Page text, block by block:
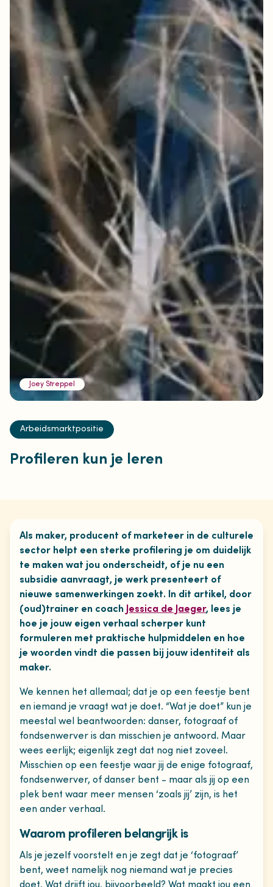
Joey Streppel
Arbeidsmarktpositie
Profileren kun je leren
Als maker, producent of marketeer in de culturele
sector helpt een sterke profilering je om duidelijk
te maken wat jou onderscheidt, of je nu een
subsidie aanvraagt, je werk presenteert of
nieuwe samenwerkingen zoekt. In dit artikel, door
(oud)trainer en coach Jessica de Jaeger, lees je
hoe je jouw eigen verhaal scherper kunt
formuleren met praktische hulpmiddelen en hoe
je woorden vindt die passen bij jouw identiteit als
maker.
We kennen het allemaal; dat je op een feestje bent
en iemand je vraagt wat je doet. “Wat je doet” kun je
meestal wel beantwoorden: danser, fotograaf of
fondsenwerver is dan misschien je antwoord. Maar
wees eerlijk; eigenlijk zegt dat nog niet zoveel.
Misschien op een feestje waar jij de enige fotograaf,
fondsenwerver, of danser bent - maar als jij op een
plek bent waar meer mensen ‘zoals jij’ zijn, is het
een ander verhaal.
Waarom profileren belangrijk is
Als je jezelf voorstelt en je zegt dat je ‘fotograaf’
bent, weet namelijk nog niemand wat je precies
doet. Wat drijft jou, bijvoorbeeld? Wat maakt jou een